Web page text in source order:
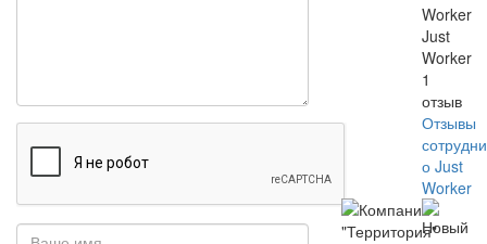
Just
Worker
1
отзыв
Отзывы
о Just
Worker